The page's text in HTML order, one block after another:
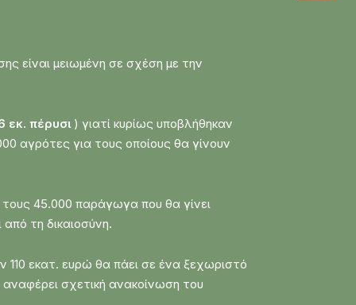
είναι μειωμένη σε σχέση με την
εκ. πέρυσι ) γιατί κυρίως υποβλήθηκαν
αγρότες για τους οποίους θα γίνουν
45.000 παράγωγα που θα γίνει
τη δικαιοσύνη.
εκατ. ευρώ θα πάει σε ένα ξεχωριστό
αναφέρει σχετική ανακοίνωση του